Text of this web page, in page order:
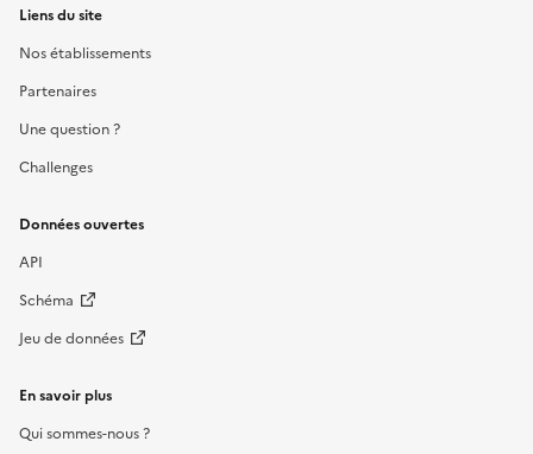
Liens du site
Nos établissements
Partenaires
Une question ?
Challenges
Données ouvertes
API
Schéma
Jeu de données
En savoir plus
Qui sommes-nous ?